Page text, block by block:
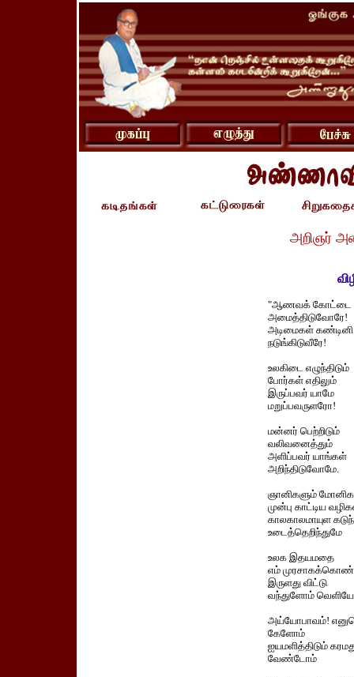
அறிஞர்
"ஆணவக் கோட்டை
அமைத்திடுவோரே!
அடிமைகள் கண்டினி
நடுங்கிடுவீரே!
உலகிடை எழுந்திடும்
போர்கள் எதிலும்
இருப்பவர் யாமே
மறுப்பவருளரோ!
மன்னர் பெற்றிடும்
வலிவனைத்தும்
அளிப்பவர் யாங்கள்
அறிந்திடுவோமே.
ஞானிகளும்
முன்பு காட்டிய
காலகாலமாயுள
உடைத்தெறிந்துமே
உலக இதயமதை
எம்
இருளது விட்டு
வந்துளோம் வெளியே
அய்யோபாவம்!
கேளோம்
ஐயமளித்திடும்
வேண்டோம்